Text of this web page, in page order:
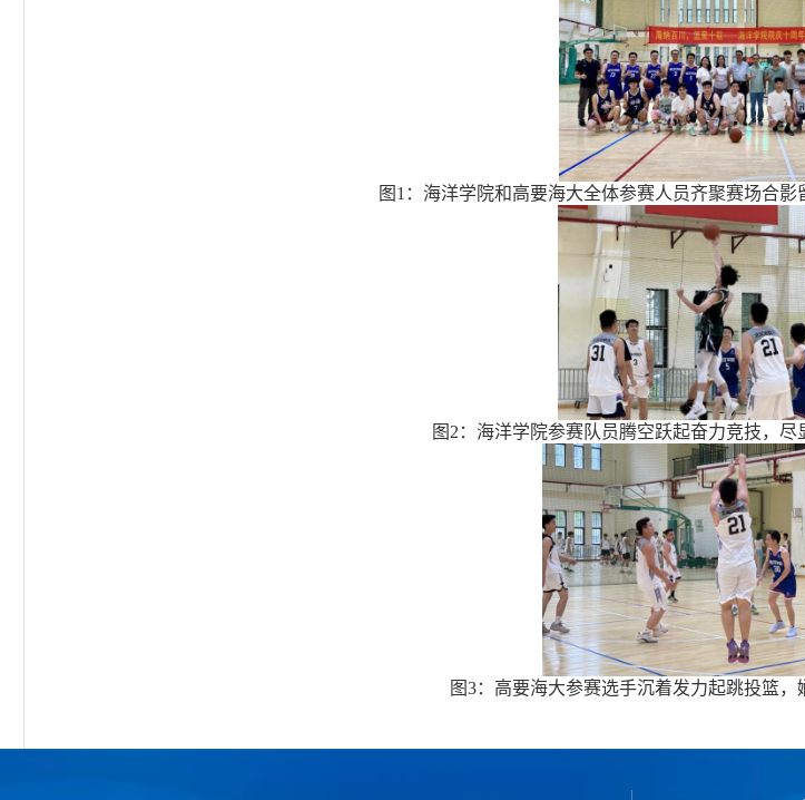
图1：海洋学院和高要海大全体参赛人员齐聚赛场合
图2：海洋学院参赛队员腾空跃起奋力竞技，
图3：高要海大参赛选手沉着发力起跳投篮